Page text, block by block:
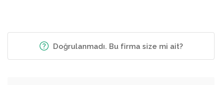
Doğrulanmadı. Bu firma size mi ait?